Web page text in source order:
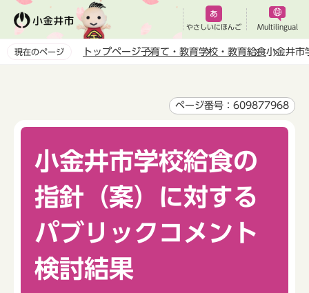
ペ
やさしいにほんご Multilingual
現在のページ トップページ子育て・教育学校・教育給食小金井市
ページ番号：609877968
小金井市学校給食の
指針（案）に対する
パブリックコメント
検討結果